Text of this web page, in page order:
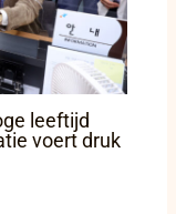
leeftijd
voert druk